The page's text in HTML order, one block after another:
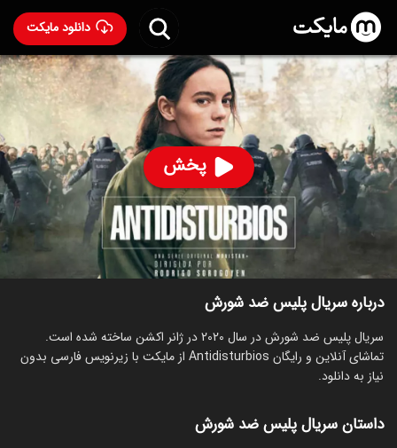
دانلود مایکت
پخش
سریال پلیس ضد شورش- Antidisturbios 2020
81 ۸.۱
ساخت اسپانیا سال 2020
رده سنی ۱۸+
سریال
اکشن جنایی درام
قسمت‌ها سریال‌های مشابه
درباره سریال پلیس ضد شورش
سریال پلیس ضد شورش در سال 2020 در ژانر اکشن ساخته شده است.
تماشای آنلاین و رایگان Antidisturbios از مایکت با زیرنویس فارسی بدون
نیاز به دانلود.
داستان سریال پلیس ضد شورش